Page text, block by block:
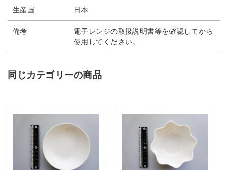
生産国 日本
備考
電子レンジの取扱説明書等を確認してから
使用してください。
同じカテゴリーの商品